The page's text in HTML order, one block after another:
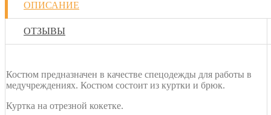
ОПИСАНИЕ
ОТЗЫВЫ
Костюм предназначен в качестве спецодежды для работы в
медучреждениях. Костюм состоит из куртки и брюк.
Куртка на отрезной кокетке.